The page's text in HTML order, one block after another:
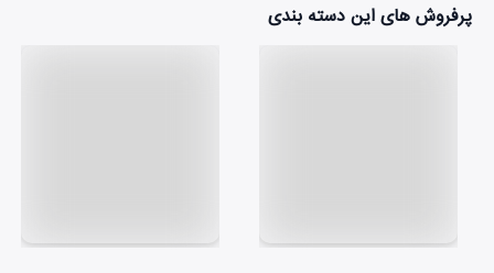
پرفروش های این دسته بندی